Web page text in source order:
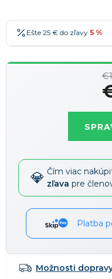
Ešte 25 € do zľavy 5 %
Čím viac
zľava pre
Platba
Možnosti